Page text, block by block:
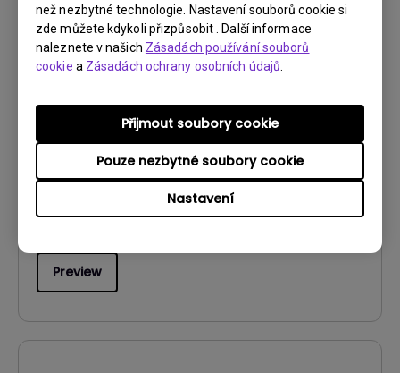
než nezbytné technologie. Nastavení souborů cookie si
zde můžete kdykoli přizpůsobit . Další informace
naleznete v našich Zásadách používání souborů
cookie a Zásadách ochrany osobních údajů
Nastavení
Pouze nezbytné soubory cookie
Přijmout soubory cookie
User Manual
Aktualizace:2010/11/16
Jazyk:English
1.81 MB
Preview